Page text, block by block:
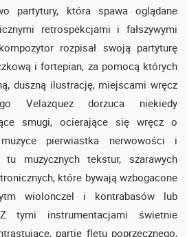
partytury, która spawa oglądane
retrospekcjami i fałszywymi
rozpisał swoją partyturę
i fortepian, za pomocą których
duszną ilustrację, miejscami wręcz
Velazquez dorzuca niekiedy
smugi, ocierające się wręcz o
pierwiastka nerwowości i
tu muzycznych tekstur, szarawych
które bywają wzbogacone
wiolonczel i kontrabasów lub
tymi instrumentacjami świetnie
partie fletu poprzecznego,